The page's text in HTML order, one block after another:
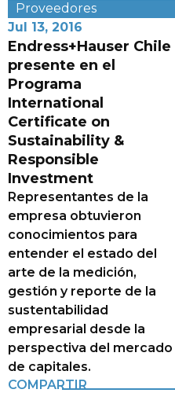
Proveedores
Jul 13, 2016
Endress+Hauser Chile
presente en el
Programa
International
Certificate on
Sustainability &
Responsible
Investment
Representantes de la
empresa obtuvieron
conocimientos para
entender el estado del
arte de la medición,
gestión y reporte de la
sustentabilidad
empresarial desde la
perspectiva del mercado
de capitales.
COMPARTIR